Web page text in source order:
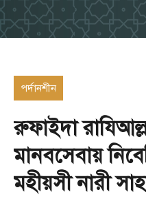
পর্দানশীন
রুফাইদা
মানবসেবায়
মহীয়সী নারী